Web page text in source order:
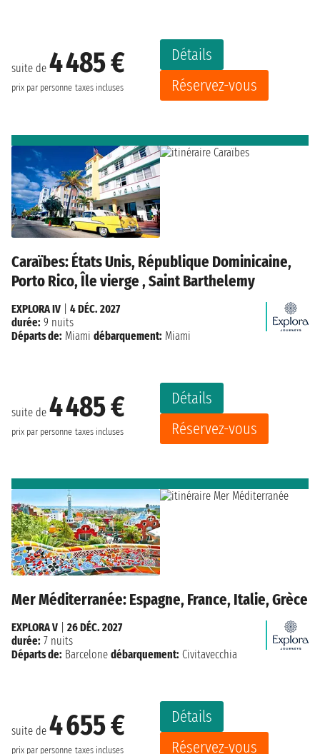
suite de 4 485 €
prix par personne taxes incluses
Détails
Réservez-vous
Caraïbes: États Unis, République Dominicaine,
Porto Rico, Île vierge , Saint Barthelemy
suite de 4 485 €
prix par personne taxes incluses
Détails
Réservez-vous
EXPLORA IV
4 DÉC. 2027
durée: 9 nuits
Départs de: Miami débarquement: Miami
Mer Méditerranée: Espagne, France, Italie, Grèce
suite de 4 655 €
prix par personne taxes incluses
Détails
Réservez-vous
EXPLORA V
26 DÉC. 2027
durée: 7 nuits
Départs de: Barcelone débarquement: Civitavecchia